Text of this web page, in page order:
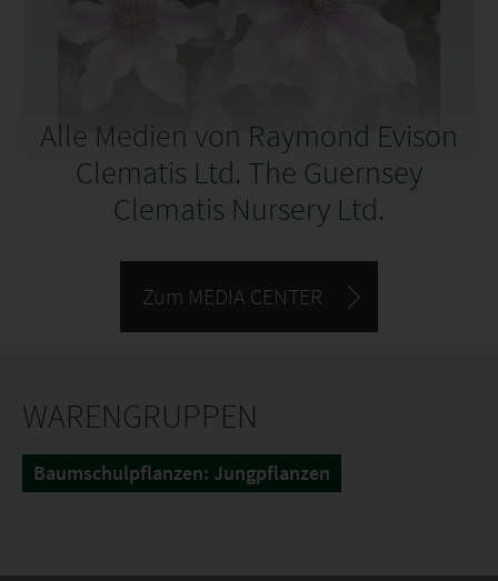
alle Triebe auf 15 Zentimeter über dem Boden zurück
Alle Medien von Raymond Evison
Clematis Ltd. The Guernsey
Clematis Nursery Ltd.
Zum MEDIA CENTER
WARENGRUPPEN
Baumschulpflanzen: Jungpflanzen